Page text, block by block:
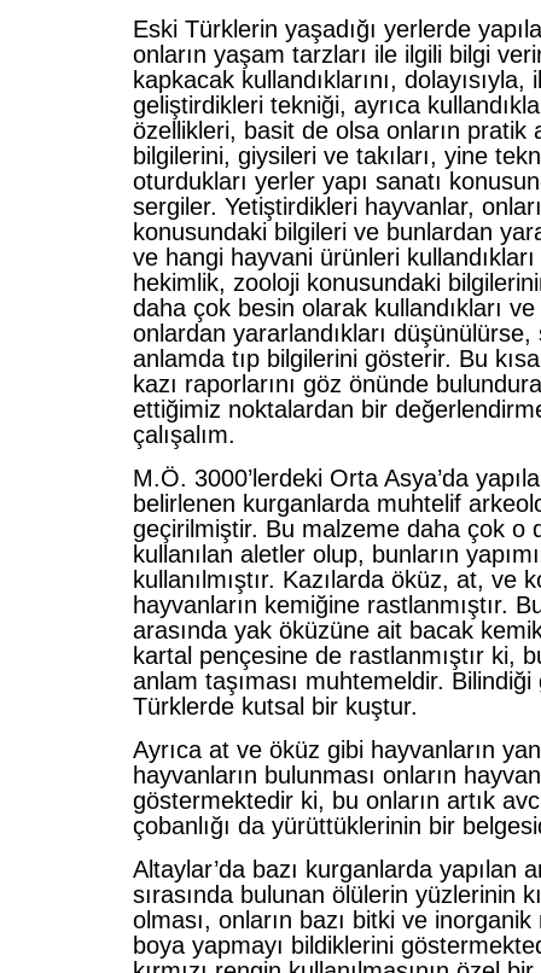
Eski Türklerin yaşadığı yerlerde
onların yaşam tarzları ile ilgili bilgi
kapkacak kullandıklarını, dolayısıyla,
geliştirdikleri tekniği, ayrıca
özellikleri, basit de olsa onların pratik
bilgilerini, giysileri ve takıları, yine
oturdukları yerler yapı sanatı
sergiler. Yetiştirdikleri hayvanlar,
konusundaki bilgileri ve bunlardan
ve hangi hayvani ürünleri
hekimlik, zooloji konusundaki
daha çok besin olarak kullandıkları ve
onlardan yararlandıkları düşünülürse,
anlamda tıp bilgilerini gösterir. Bu
kazı raporlarını göz önünde
ettiğimiz noktalardan bir
çalışalım.
M.Ö. 3000’lerdeki Orta Asya’da
belirlenen kurganlarda muhtelif
geçirilmiştir. Bu malzeme daha çok o
kullanılan aletler olup, bunların
kullanılmıştır. Kazılarda öküz, at, ve
hayvanların kemiğine rastlanmıştır.
arasında yak öküzüne ait bacak
kartal pençesine de rastlanmıştır ki,
anlam taşıması muhtemeldir.
Türklerde kutsal bir kuştur.
Ayrıca at ve öküz gibi hayvanların
hayvanların bulunması onların
göstermektedir ki, bu onların artık
çobanlığı da yürüttüklerinin bir
Altaylar’da bazı kurganlarda yapılan
sırasında bulunan ölülerin yüzlerinin
olması, onların bazı bitki ve
boya yapmayı bildiklerini